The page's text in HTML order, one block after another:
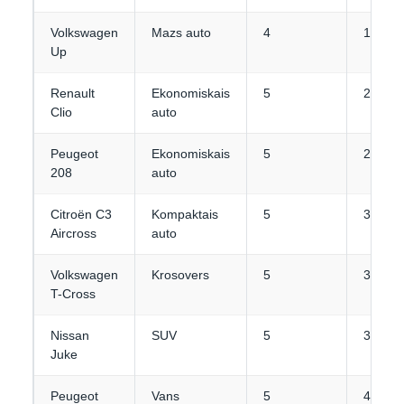
Volkswagen
Up
Mazs auto 4 1-2
Renault
Clio
Ekonomiskais
auto
5 2
Peugeot
208
Ekonomiskais
auto
5 2
Citroën C3
Aircross
Kompaktais
auto
5 3
Volkswagen
T-Cross
Krosovers 5 3
Nissan
Juke
SUV 5 3
Peugeot
Vans 5 4-5